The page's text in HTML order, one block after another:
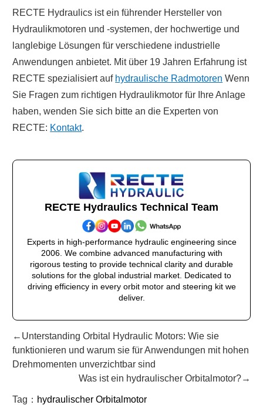
RECTE Hydraulics ist ein führender Hersteller von
Hydraulikmotoren und -systemen, der hochwertige und
langlebige Lösungen für verschiedene industrielle
Anwendungen anbietet. Mit über 19 Jahren Erfahrung ist
RECTE spezialisiert auf hydraulische Radmotoren Wenn
Sie Fragen zum richtigen Hydraulikmotor für Ihre Anlage
haben, wenden Sie sich bitte an die Experten von
RECTE: Kontakt.
RECTE Hydraulics Technical Team
Experts in high-performance hydraulic engineering since
2006. We combine advanced manufacturing with
rigorous testing to provide technical clarity and durable
solutions for the global industrial market. Dedicated to
driving efficiency in every orbit motor and steering kit we
deliver.
←Unterstanding Orbital Hydraulic Motors: Wie sie
funktionieren und warum sie für Anwendungen mit hohen
Drehmomenten unverzichtbar sind
Was ist ein hydraulischer Orbitalmotor?→
Tag： hydraulischer Orbitalmotor